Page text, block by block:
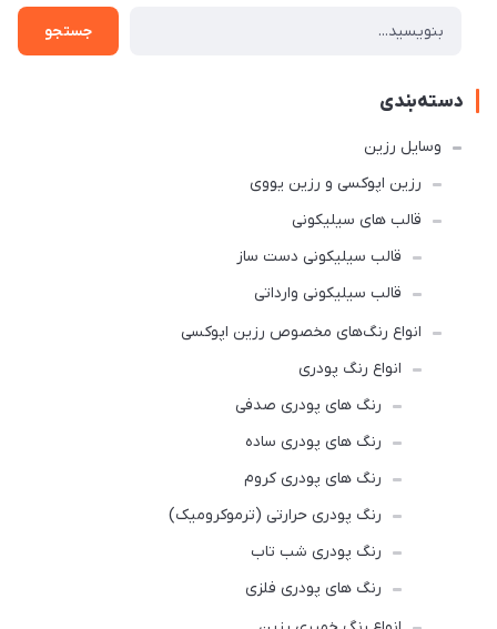
جستجو
دسته‌بندی
وسایل رزین
رزین اپوکسی و رزین یووی
قالب های سیلیکونی
قالب سیلیکونی دست ساز
قالب سیلیکونی وارداتی
انواع رنگ‌های مخصوص رزین اپوکسی
انواع رنگ پودری
رنگ‌ های پودری صدفی
رنگ‌ های پودری ساده
رنگ های پودری کروم
رنگ پودری حرارتی (ترموکرومیک)
رنگ پودری شب تاب
رنگ های پودری فلزی